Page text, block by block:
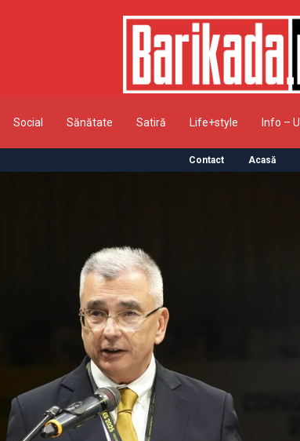
Social Sănătate Satiră Life+style Info –
Contact Acasă